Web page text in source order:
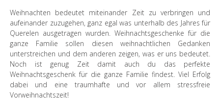
Weihnachten bedeutet miteinander Zeit zu verbringen und
aufeinander zuzugehen, ganz egal was unterhalb des Jahres für
Querelen ausgetragen wurden. Weihnachtsgeschenke für die
ganze Familie sollen diesen weihnachtlichen Gedanken
unterstreichen und dem anderen zeigen, was er uns bedeutet.
Noch ist genug Zeit damit auch du das perfekte
Weihnachtsgeschenk für die ganze Familie findest. Viel Erfolg
dabei und eine traumhafte und vor allem stressfreie
Vorweihnachtszeit!